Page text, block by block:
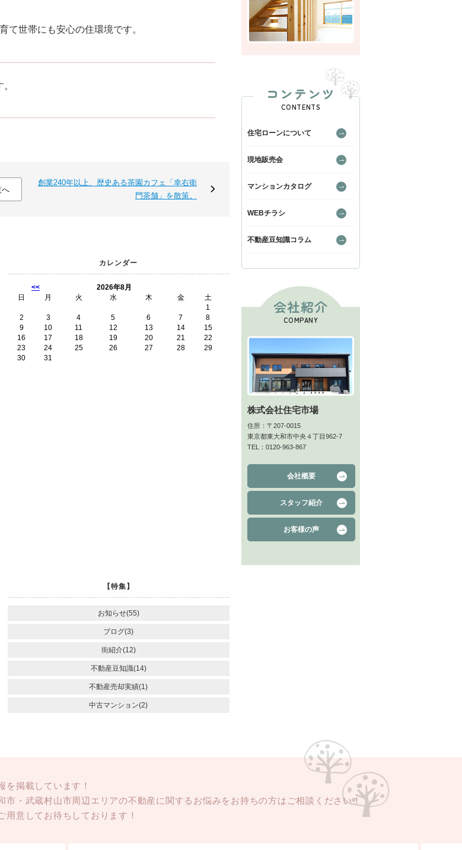
て世帯にも安心の住環境です。
へ
創業240年以上、歴史ある茶園カフェ「幸右衛
門茶舗」を散策。
カレンダー
<<
2026年8月
日
月 火 水 木 金
土
1
2
3 4 5 6 7
8
9
10 11 12 13 14
15
16
17 18 19 20 21
22
23
24 25 26 27 28
29
30
31
【特集】
お知らせ(55)
ブログ(3)
街紹介(12)
不動産豆知識(14)
不動産売却実績(1)
中古マンション(2)
コンテンツ
CONTENTS
住宅ローンについて
現地販売会
マンションカタログ
WEBチラシ
不動産豆知識コラム
会社紹介
COMPANY
株式会社住宅市場
住所：〒207-0015
東京都東大和市中央４丁目962-7
TEL：0120-963-867
会社概要
スタッフ紹介
お客様の声
掲載しています！
・武蔵村山市周辺エリアの不動産に関するお悩みをお持ちの方はご相談ください！
意してお待ちしております！